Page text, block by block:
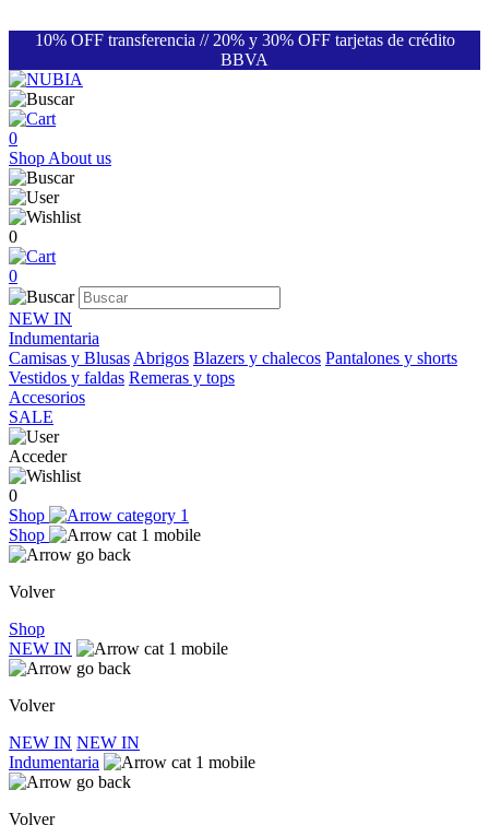
10% OFF transferencia // 20% y 30% OFF tarjetas de crédito
BBVA
0
Shop About us
0
0
NEW IN
Indumentaria
Camisas y Blusas Abrigos Blazers y chalecos Pantalones y shorts
Vestidos y faldas Remeras y tops
Accesorios
SALE
Acceder
0
Shop
Shop
Volver
Shop
NEW IN
Volver
NEW IN NEW IN
Indumentaria
Volver